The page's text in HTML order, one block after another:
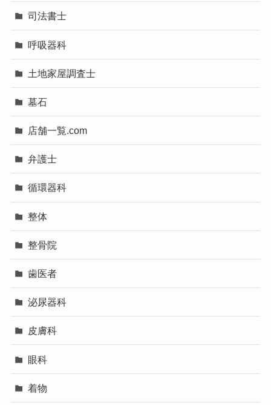
司法書士
呼吸器科
土地家屋調査士
墓石
店舗一覧.com
弁護士
循環器科
整体
整骨院
歯医者
泌尿器科
皮膚科
眼科
着物